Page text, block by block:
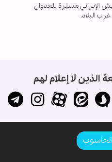
الإيراني مسيّرة للعدوان
البلاد.
لا إعلام لهم